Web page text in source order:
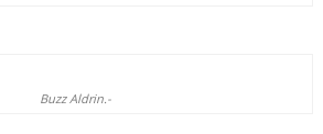
Buzz Aldrin.-